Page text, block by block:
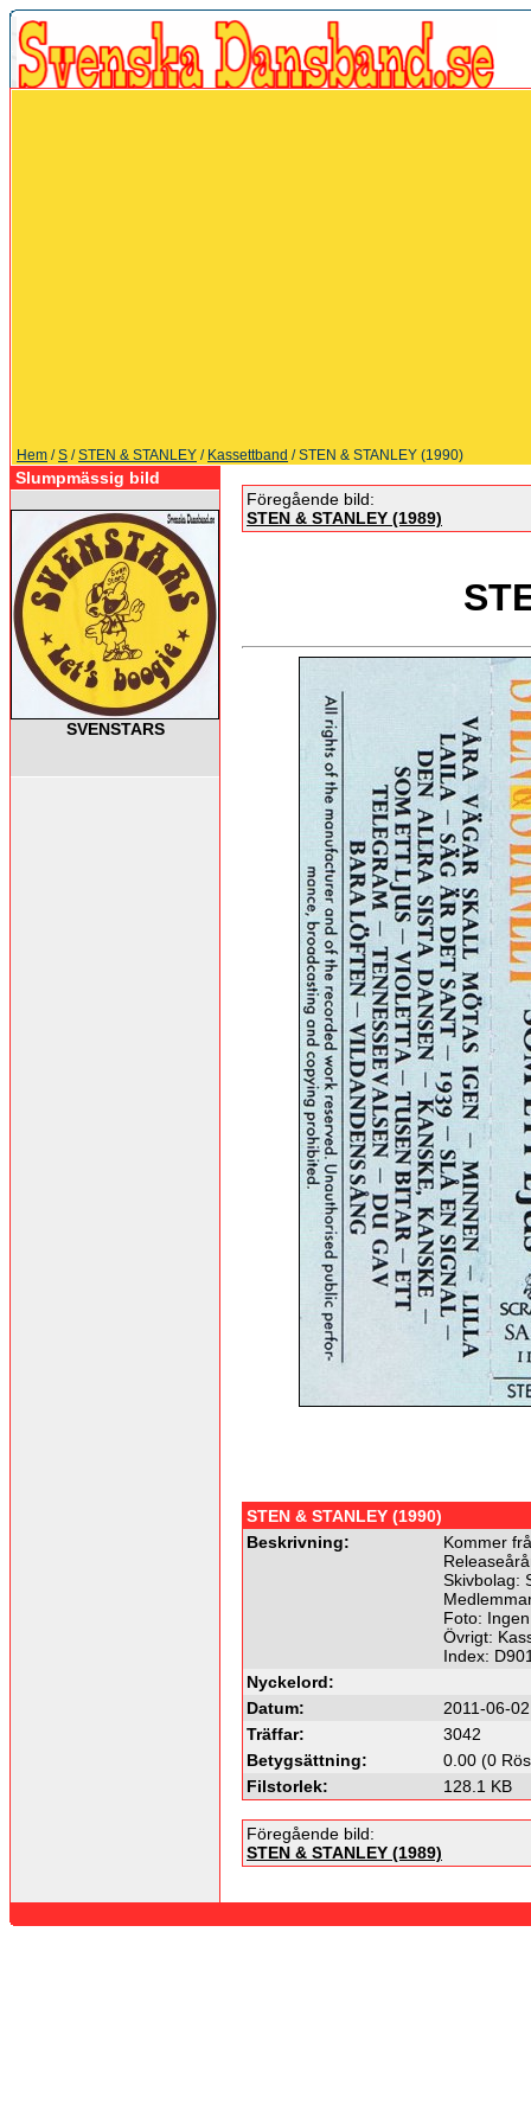
Hem /S /STEN & STANLEY / Kassettband / STEN & STANLEY (1990)
Slumpmässig bild
SVENSTARS
Föregående bild:
STEN & STANLEY (1989)
STEN & STANLEY (1990)
Beskrivning:
Kommer
Skivbolag:
Foto:
Övrigt:
Index:
Nyckelord:
Datum:
2011-06-
Träffar:
3042
Betygsättning:
0.00 (0
Filstorlek:
128.1 KB
Föregående bild:
STEN & STANLEY (1989)